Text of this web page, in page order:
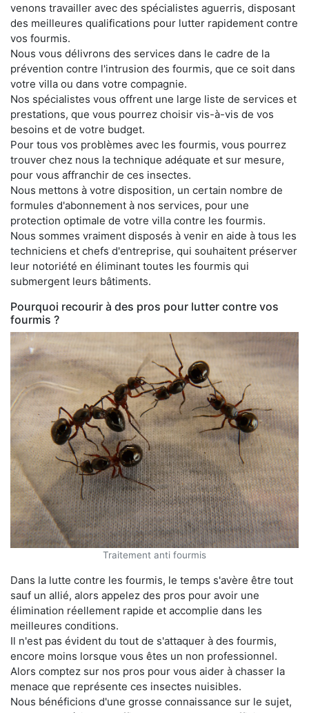
venons travailler avec des spécialistes aguerris, disposant
des meilleures qualifications pour lutter rapidement contre
vos fourmis.
Nous vous délivrons des services dans le cadre de la
prévention contre l'intrusion des fourmis, que ce soit dans
votre villa ou dans votre compagnie.
Nos spécialistes vous offrent une large liste de services et
prestations, que vous pourrez choisir vis-à-vis de vos
besoins et de votre budget.
Pour tous vos problèmes avec les fourmis, vous pourrez
trouver chez nous la technique adéquate et sur mesure,
pour vous affranchir de ces insectes.
Nous mettons à votre disposition, un certain nombre de
formules d'abonnement à nos services, pour une
protection optimale de votre villa contre les fourmis.
Nous sommes vraiment disposés à venir en aide à tous les
techniciens et chefs d'entreprise, qui souhaitent préserver
leur notoriété en éliminant toutes les fourmis qui
submergent leurs bâtiments.
Pourquoi recourir à des pros pour lutter contre vos
fourmis ?
Traitement anti fourmis
Dans la lutte contre les fourmis, le temps s'avère être tout
sauf un allié, alors appelez des pros pour avoir une
élimination réellement rapide et accomplie dans les
meilleures conditions.
Il n'est pas évident du tout de s'attaquer à des fourmis,
encore moins lorsque vous êtes un non professionnel.
Alors comptez sur nos pros pour vous aider à chasser la
menace que représente ces insectes nuisibles.
Nous bénéficions d'une grosse connaissance sur le sujet,